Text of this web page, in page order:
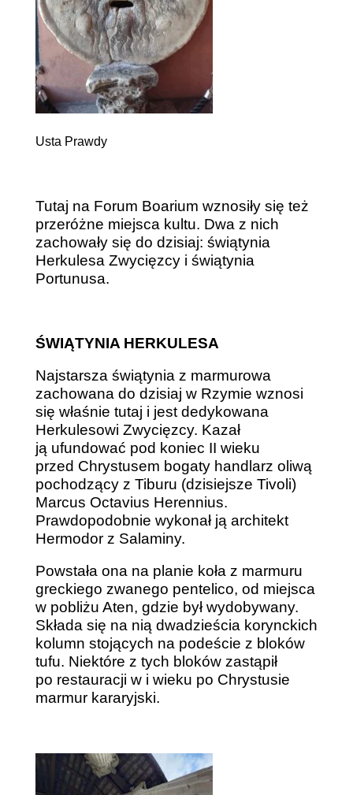
Usta Prawdy
Tutaj na Forum Boarium wznosiły się też
przeróżne miejsca kultu. Dwa z nich
zachowały się do dzisiaj: świątynia
Herkulesa Zwycięzcy i świątynia
Portunusa.
ŚWIĄTYNIA HERKULESA
Najstarsza świątynia z marmurowa
zachowana do dzisiaj w Rzymie wznosi
się właśnie tutaj i jest dedykowana
Herkulesowi Zwycięzcy. Kazał
ją ufundować pod koniec II wieku
przed Chrystusem bogaty handlarz oliwą
pochodzący z Tiburu (dzisiejsze Tivoli)
Marcus Octavius Herennius.
Prawdopodobnie wykonał ją architekt
Hermodor z Salaminy.
Powstała ona na planie koła z marmuru
greckiego zwanego pentelico, od miejsca
w pobliżu Aten, gdzie był wydobywany.
Składa się na nią dwadzieścia korynckich
kolumn stojących na podeście z bloków
tufu. Niektóre z tych bloków zastąpił
po restauracji w i wieku po Chrystusie
marmur kararyjski.